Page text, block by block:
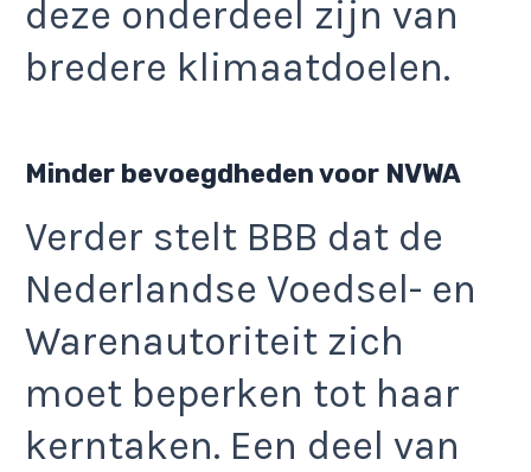
deze onderdeel zijn van
bredere klimaatdoelen.
Minder bevoegdheden voor NVWA
Verder stelt BBB dat de
Nederlandse Voedsel- en
Warenautoriteit zich
moet beperken tot haar
kerntaken. Een deel van